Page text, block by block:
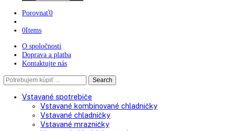
Gastrozóna
Porovnať0
0Items
O spoločnosti
Kontaktujte nás
Search